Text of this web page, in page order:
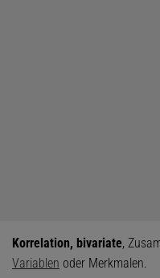
Korrelation, bivariate,
Variablen oder Merkmalen.